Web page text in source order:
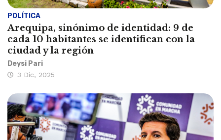
POLÍTICA
Arequipa, sinónimo de identidad: 9 de
cada 10 habitantes se identifican con la
ciudad y la región
Deysi Pari
3 Dic, 2025